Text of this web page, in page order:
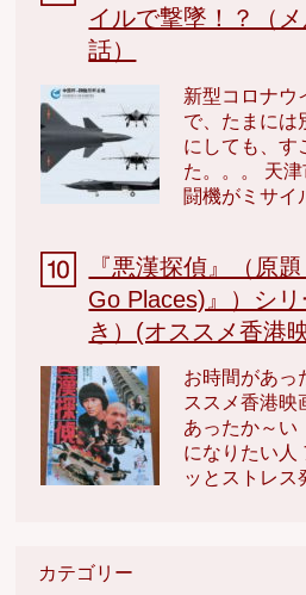
イルで撃墜！？（
話）
新型コロナウ
で、たまには
にしても、す
た。。。 天
闘機がミサイ
『悪漢探偵』（原
Go Places)』）シ
き）(オススメ香港
お時間があっ
ススメ香港映
あったか～
になりたい人
ッとストレス
カテゴリー